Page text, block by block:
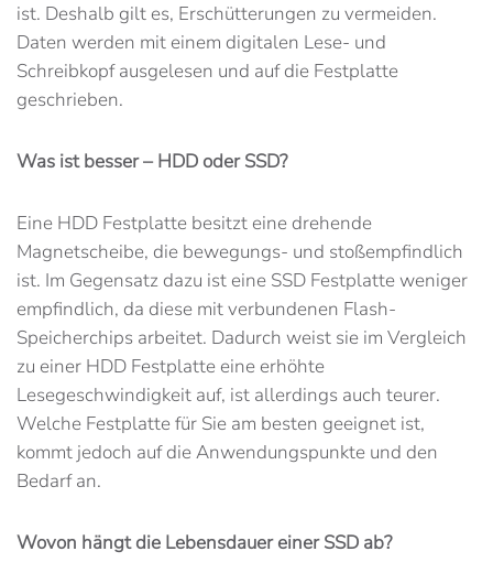
ist. Deshalb gilt es, Erschütterungen zu vermeiden.
Daten werden mit einem digitalen Lese- und
Schreibkopf ausgelesen und auf die Festplatte
geschrieben.
Was ist besser – HDD oder SSD?
Eine HDD Festplatte besitzt eine drehende
Magnetscheibe, die bewegungs- und stoßempfindlich
ist. Im Gegensatz dazu ist eine SSD Festplatte weniger
empfindlich, da diese mit verbundenen Flash-
Speicherchips arbeitet. Dadurch weist sie im Vergleich
zu einer HDD Festplatte eine erhöhte
Lesegeschwindigkeit auf, ist allerdings auch teurer.
Welche Festplatte für Sie am besten geeignet ist,
kommt jedoch auf die Anwendungspunkte und den
Bedarf an.
Wovon hängt die Lebensdauer einer SSD ab?